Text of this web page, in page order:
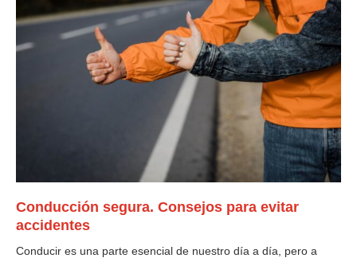
Conducción segura. Consejos para evitar
accidentes
Conducir es una parte esencial de nuestro día a día, pero a